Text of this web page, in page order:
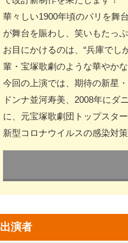
華々しい1900年頃のパリを舞
が舞台を賑わし、笑いもたっ
お目にかけるのは、“兵庫でし
輩・宝塚歌劇のような華やか
今回の上演では、期待の新星
ドンナ並河寿美、2008年にダ
に、元宝塚歌劇団トップスタ
新型コロナウイルスの感染対
出演者